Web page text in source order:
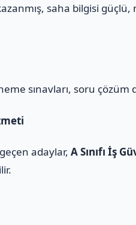
saha bilgisi
sınavları, soru
adaylar, A Sınıfı İş